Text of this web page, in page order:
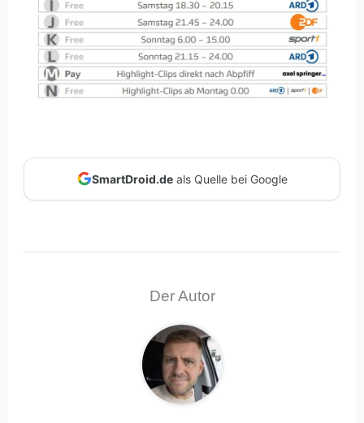
SmartDroid.deals Quelle bei Google
Der Autor